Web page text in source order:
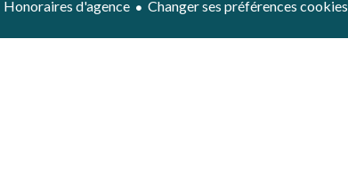
Honoraires d'agence Changer ses préférences cookies